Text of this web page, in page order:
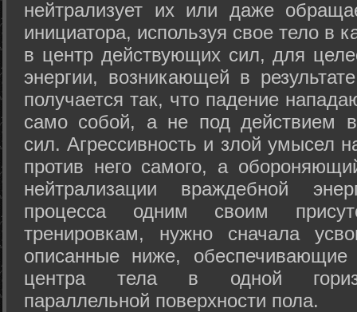
нейтрализует их или даже
инициатора, используя свое тело в
в центр действующих сил, для
энергии, возникающей в
получается так, что падение
само собой, а не под действием
сил. Агрессивность и злой умысел
против него самого, а
нейтрализации враждебной
процесса одним своим
тренировкам, нужно сначала
описанные ниже, обеспечивающие
центра тела в одной
параллельной поверхности пола.